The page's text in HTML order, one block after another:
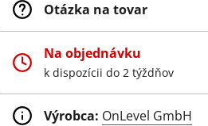
Otázka na tovar
Na objednávku
k dispozícii do 2 týždňov
Výrobca: OnLevel GmbH